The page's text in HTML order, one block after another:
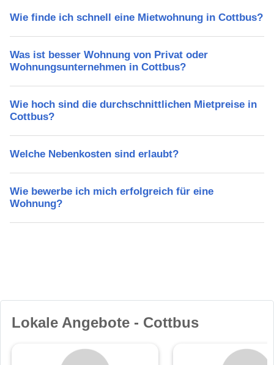
Wie finde ich schnell eine Mietwohnung in Cottbus?
Was ist besser Wohnung von Privat oder
Wohnungsunternehmen in Cottbus?
Wie hoch sind die durchschnittlichen Mietpreise in
Cottbus?
Welche Nebenkosten sind erlaubt?
Wie bewerbe ich mich erfolgreich für eine
Wohnung?
Lokale Angebote - Cottbus